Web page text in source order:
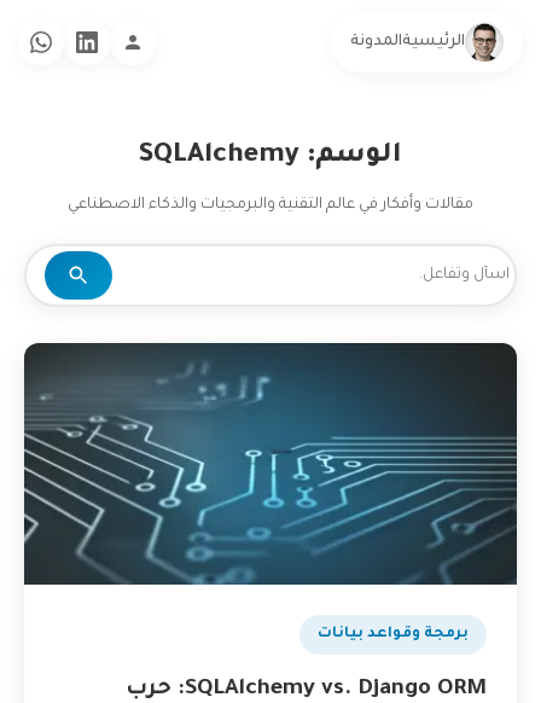
الرئيسيةالمدونة
الوسم: SQLAlchemy
مقالات وأفكار في عالم التقنية والبرمجيات والذكاء الاصطناعي
برمجة وقواعد بيانات
SQLAlchemy vs. Django ORM: حرب